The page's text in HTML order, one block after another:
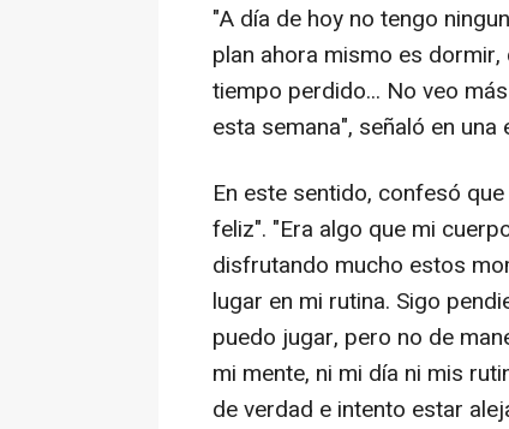
"A día de hoy no tengo
plan ahora mismo es
tiempo perdido... No veo
esta semana", señaló en
En este sentido, confesó
feliz". "Era algo que mi
disfrutando mucho estos
lugar en mi rutina. Sigo
puedo jugar, pero no de
mi mente, ni mi día ni mis
de verdad e intento estar